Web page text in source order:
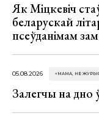
Як Міцкевіч
беларускай
псеўданімам
05.08.2026 «МАМА, НЕ
Залегчы на